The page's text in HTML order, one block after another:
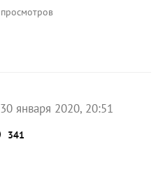
просмотров
30 января 2020, 20:51
341